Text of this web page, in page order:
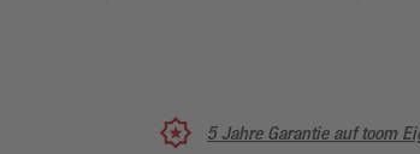
5 Jahre Garantie auf toom